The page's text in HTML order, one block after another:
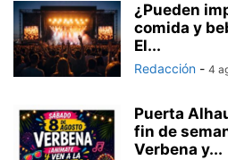
¿Pueden
comida y
El...
Redacción - 4
Puerta
fin de
Verbena y...